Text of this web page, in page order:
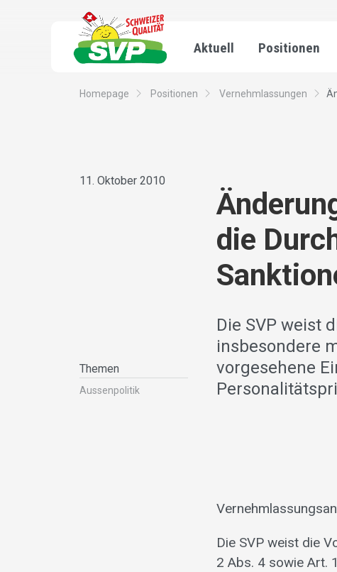
Aktuell Positionen
Homepage Positionen Vernehmlassungen
11. Oktober 2010
Themen
Aussenpolitik
die
Die SVP weist
insbesondere
vorgesehene
Die SVP weist die
2 Abs. 4 sowie Art.